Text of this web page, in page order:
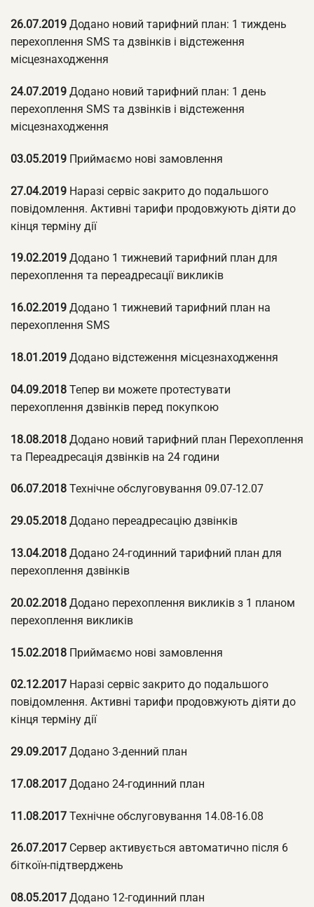
26.07.2019 Додано новий тарифний план: 1 тиждень
перехоплення SMS та дзвінків і відстеження
місцезнаходження
24.07.2019 Додано новий тарифний план: 1 день
перехоплення SMS та дзвінків і відстеження
місцезнаходження
03.05.2019 Приймаємо нові замовлення
27.04.2019 Наразі сервіс закрито до подальшого
повідомлення. Активні тарифи продовжують діяти до
кінця терміну дії
19.02.2019 Додано 1 тижневий тарифний план для
перехоплення та переадресації викликів
16.02.2019 Додано 1 тижневий тарифний план на
перехоплення SMS
18.01.2019 Додано відстеження місцезнаходження
04.09.2018 Тепер ви можете протестувати
перехоплення дзвінків перед покупкою
18.08.2018 Додано новий тарифний план Перехоплення
та Переадресація дзвінків на 24 години
06.07.2018 Технічне обслуговування 09.07-12.07
29.05.2018 Додано переадресацію дзвінків
13.04.2018 Додано 24-годинний тарифний план для
перехоплення дзвінків
20.02.2018 Додано перехоплення викликів з 1 планом
перехоплення викликів
15.02.2018 Приймаємо нові замовлення
02.12.2017 Наразі сервіс закрито до подальшого
повідомлення. Активні тарифи продовжують діяти до
кінця терміну дії
29.09.2017 Додано 3-денний план
17.08.2017 Додано 24-годинний план
11.08.2017 Технічне обслуговування 14.08-16.08
26.07.2017 Сервер активується автоматично після 6
біткоїн-підтверджень
08.05.2017 Додано 12-годинний план